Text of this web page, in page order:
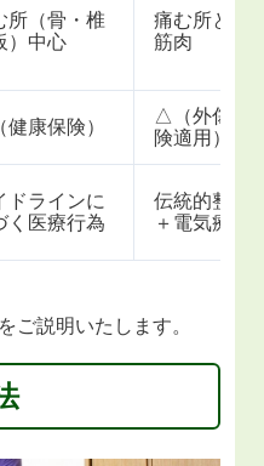
所（骨・椎
）中心
痛む所と周
筋肉
健康保険）
△（外傷の
険適用）
ドラインに
く医療行為
伝統的整復
＋電気療法
ご説明いたします。